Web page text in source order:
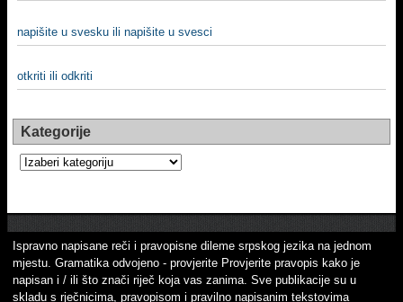
napišite u svesku ili napišite u svesci
otkriti ili odkriti
Kategorije
Kategorije
Ispravno napisane reči i pravopisne dileme srpskog jezika na jednom
mjestu. Gramatika odvojeno - provjerite Provjerite pravopis kako je
napisan i / ili što znači riječ koja vas zanima. Sve publikacije su u
skladu s rječnicima, pravopisom i pravilno napisanim tekstovima